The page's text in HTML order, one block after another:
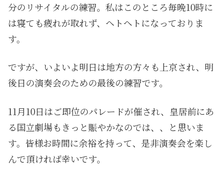
分のリサイタルの練習。私はこのところ毎晩10時に
は寝ても疲れが取れず、ヘトヘトになっておりま
す。
ですが、いよいよ明日は地方の方々も上京され、明
後日の演奏会のための最後の練習です。
11月10日はご即位のパレードが催され、皇居前にあ
る国立劇場もきっと賑やかなのでは、、と思いま
す。皆様お時間に余裕を持って、是非演奏会を楽し
んで頂ければ幸いです。